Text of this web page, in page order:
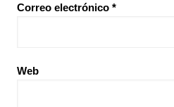
Correo electrónico *
Web